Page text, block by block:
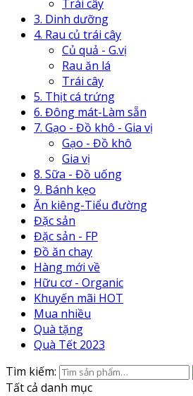
Trái cây
3. Dinh dưỡng
4. Rau củ trái cây
Củ quả - G.vị
Rau ăn lá
Trái cây
5. Thịt cá trứng
6. Đông mát-Làm sẵn
7. Gạo - Đồ khô - Gia vị
Gạo - Đồ khô
Gia vị
8. Sữa - Đồ uống
9. Bánh kẹo
Ăn kiêng-Tiểu đường
Đặc sản
Đặc sản - FP
Đồ ăn chay
Hàng mới về
Hữu cơ - Organic
Khuyến mãi HOT
Mua nhiều
Quà tặng
Quà Tết 2023
Tìm kiếm:
Tất cả danh mục